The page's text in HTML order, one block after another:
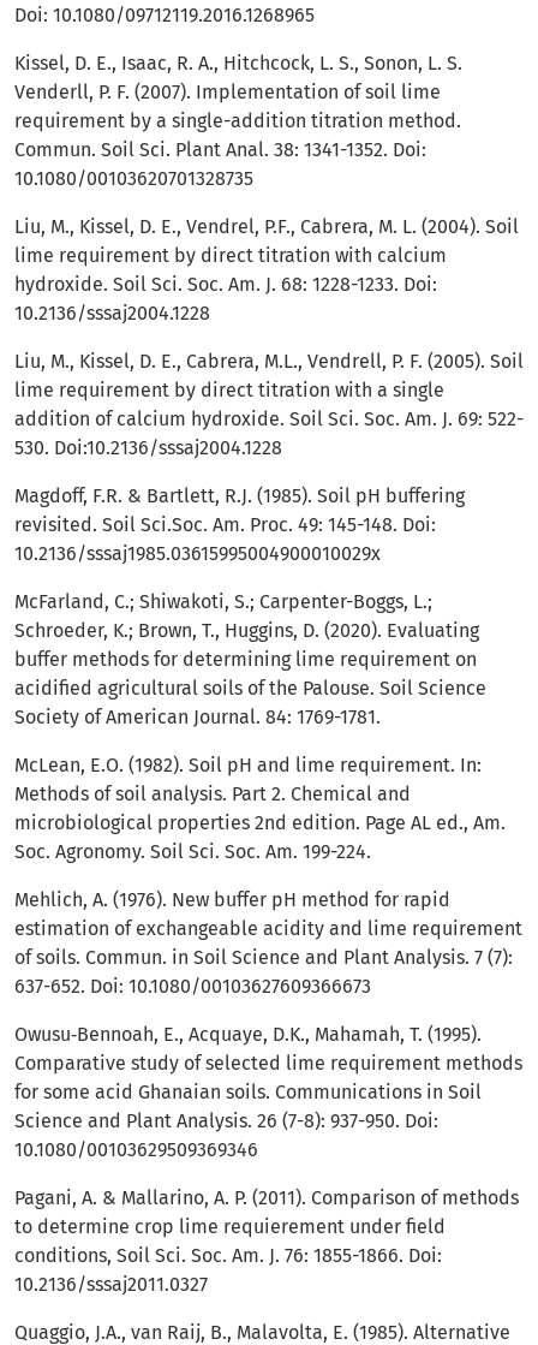
Doi: 10.1080/09712119.2016.1268965
Kissel, D. E., Isaac, R. A., Hitchcock, L. S., Sonon, L. S.
Venderll, P. F. (2007). Implementation of soil lime
requirement by a single-addition titration method.
Commun. Soil Sci. Plant Anal. 38: 1341-1352. Doi:
10.1080/00103620701328735
Liu, M., Kissel, D. E., Vendrel, P.F., Cabrera, M. L. (2004). Soil
lime requirement by direct titration with calcium
hydroxide. Soil Sci. Soc. Am. J. 68: 1228-1233. Doi:
10.2136/sssaj2004.1228
Liu, M., Kissel, D. E., Cabrera, M.L., Vendrell, P. F. (2005). Soil
lime requirement by direct titration with a single
addition of calcium hydroxide. Soil Sci. Soc. Am. J. 69: 522-
530. Doi:10.2136/sssaj2004.1228
Magdoff, F.R. & Bartlett, R.J. (1985). Soil pH buffering
revisited. Soil Sci.Soc. Am. Proc. 49: 145-148. Doi:
10.2136/sssaj1985.03615995004900010029x
McFarland, C.; Shiwakoti, S.; Carpenter-Boggs, L.;
Schroeder, K.; Brown, T., Huggins, D. (2020). Evaluating
buffer methods for determining lime requirement on
acidified agricultural soils of the Palouse. Soil Science
Society of American Journal. 84: 1769-1781.
McLean, E.O. (1982). Soil pH and lime requirement. In:
Methods of soil analysis. Part 2. Chemical and
microbiological properties 2nd edition. Page AL ed., Am.
Soc. Agronomy. Soil Sci. Soc. Am. 199-224.
Mehlich, A. (1976). New buffer pH method for rapid
estimation of exchangeable acidity and lime requirement
of soils. Commun. in Soil Science and Plant Analysis. 7 (7):
637-652. Doi: 10.1080/00103627609366673
Owusu‐Bennoah, E., Acquaye, D.K., Mahamah, T. (1995).
Comparative study of selected lime requirement methods
for some acid Ghanaian soils. Communications in Soil
Science and Plant Analysis. 26 (7-8): 937-950. Doi:
10.1080/00103629509369346
Pagani, A. & Mallarino, A. P. (2011). Comparison of methods
to determine crop lime requierement under field
conditions, Soil Sci. Soc. Am. J. 76: 1855-1866. Doi:
10.2136/sssaj2011.0327
Quaggio, J.A., van Raij, B., Malavolta, E. (1985). Alternative